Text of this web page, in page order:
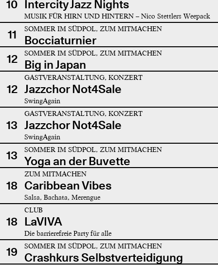
10 Intercity Jazz Nights
MUSIK FÜR HIRN UND HINTERN – Nico Stettlers Weepack
11 SOMMER IM SÜDPOL, ZUM MITMACHEN
Bocciaturnier
12
SOMMER IM SÜDPOL, ZUM MITMACHEN
Big in Japan
12
GASTVERANSTALTUNG, KONZERT
Jazzchor Not4Sale
SwingAgain
13
GASTVERANSTALTUNG, KONZERT
Jazzchor Not4Sale
SwingAgain
13 SOMMER IM SÜDPOL, ZUM MITMACHEN
Yoga an der Buvette
18
ZUM MITMACHEN
Caribbean Vibes
Salsa, Bachata, Merengue
18
CLUB
LaVIVA
Die barrierefreie Party für alle
19 SOMMER IM SÜDPOL, ZUM MITMACHEN
Crashkurs Selbstverteidigung